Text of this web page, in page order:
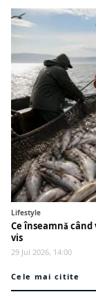
Lifestyle
Ce înseamnă
vis
29 Jul 2026, 14:00
Cele mai citite